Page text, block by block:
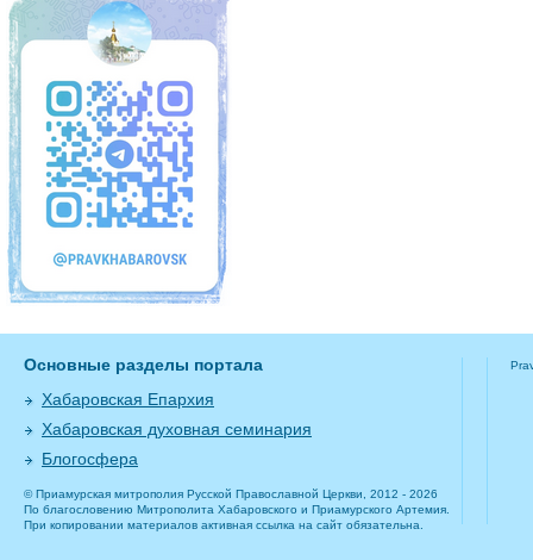
Основные разделы портала
Хабаровская Епархия
Хабаровская духовная семинария
Блогосфера
© Приамурская митрополия Русской Православной Церкви, 2012 - 2026
По благословению Митрополита Хабаровского и Приамурского Артемия.
При копировании материалов активная ссылка на сайт обязательна.